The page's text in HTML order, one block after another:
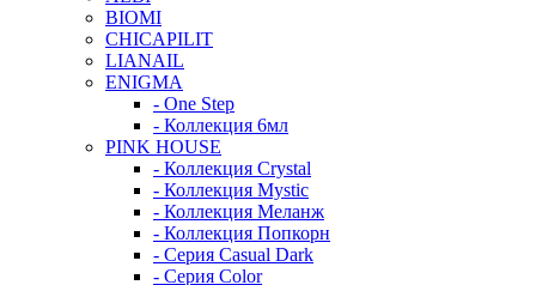
BIOMI
CHICAPILIT
LIANAIL
ENIGMA
- One Step
- Коллекция 6мл
PINK HOUSE
- Коллекция Crystal
- Коллекция Mystic
- Коллекция Меланж
- Коллекция Попкорн
- Серия Casual Dark
- Серия Color